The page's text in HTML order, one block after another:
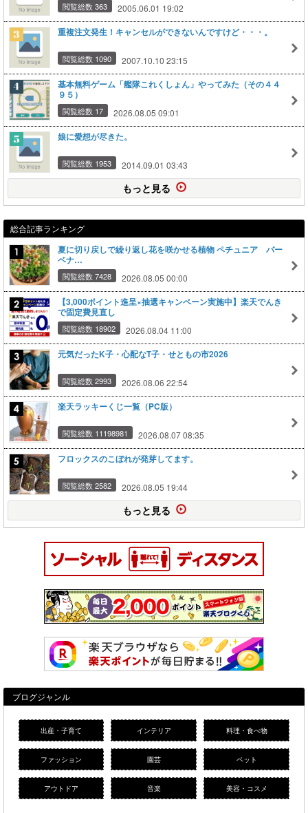
閲覧総数 363 2005.06.01 19:02
重複注文発生！キャンセルができないんですけど・・・。
閲覧総数 1090 2007.10.10 23:15
基本無料ゲーム「艦隊これくしょん」やってみた（その４４
９５）
閲覧総数 17 2026.08.05 09:01
娘に愛想が尽きた。
閲覧総数 1953 2014.09.01 03:43
もっと見る
総合記事ランキング
夏に切り戻しで繰り返し花を咲かせる植物 ペチュニア バー
ベナ…
閲覧総数 7428 2026.08.05 00:00
【3,000ポイント進呈×抽選キャンペーン実施中】楽天でんき
で固定費見直し
閲覧総数 18902 2026.08.04 11:00
元気だったK子・心配なT子・せともの市2026
閲覧総数 2993 2026.08.06 22:54
楽天ラッキーくじ一覧（PC版）
閲覧総数 11198981 2026.08.07 08:35
フロックスのこぼれが発芽してます。
閲覧総数 2582 2026.08.05 19:44
もっと見る
ブログジャンル
出産・子育て インテリア 料理・食べ物
ファッション 園芸 ペット
アウトドア 音楽 美容・コスメ